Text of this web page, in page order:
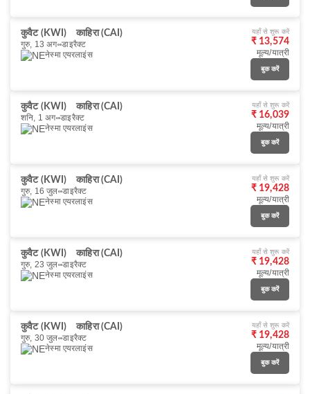
कुवैट (KWI)
काहिरा (CAI)
गुरु, 13 अग॰ डाइरैक्ट
नेस्मा एयरलाइंस
यहाँ से शुरू करें
₹ 13,574
मूल्य/यात्री
बुक करें
कुवैट (KWI)
काहिरा (CAI)
शनि, 1 अग॰ डाइरैक्ट
नेस्मा एयरलाइंस
यहाँ से शुरू करें
₹ 16,039
मूल्य/यात्री
बुक करें
कुवैट (KWI)
काहिरा (CAI)
गुरु, 16 जुल॰ डाइरैक्ट
नेस्मा एयरलाइंस
यहाँ से शुरू करें
₹ 19,428
मूल्य/यात्री
बुक करें
कुवैट (KWI)
काहिरा (CAI)
गुरु, 23 जुल॰ डाइरैक्ट
नेस्मा एयरलाइंस
यहाँ से शुरू करें
₹ 19,428
मूल्य/यात्री
बुक करें
कुवैट (KWI)
काहिरा (CAI)
गुरु, 30 जुल॰ डाइरैक्ट
नेस्मा एयरलाइंस
यहाँ से शुरू करें
₹ 19,428
मूल्य/यात्री
बुक करें